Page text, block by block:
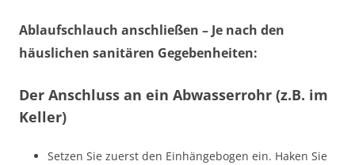
Ablaufschlauch anschließen – Je nach den
häuslichen sanitären Gegebenheiten:
Der Anschluss an ein Abwasserrohr (z.B. im
Keller)
Setzen Sie zuerst den Einhängebogen ein. Haken Sie